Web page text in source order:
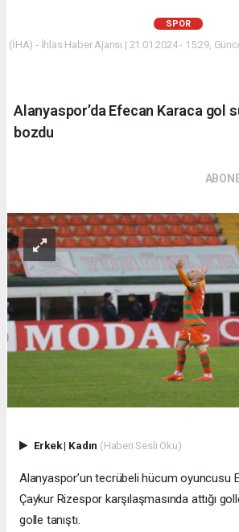
SPOR
(İHA) - İhlas Haber Ajansı | 21.01.2024 - 15:29,
Alanyaspor’da Efecan Karaca gol
bozdu
Erkek| Kadın (Haberi Sesli Oku)
Alanyaspor’un tecrübeli hücum oyuncusu
Çaykur Rizespor karşılaşmasında attığı
golle tanıştı.